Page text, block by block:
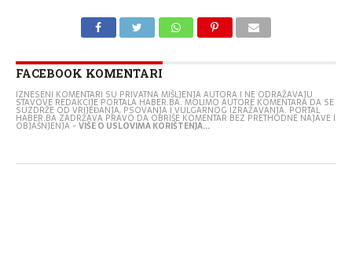
FACEBOOK KOMENTARI
IZNESENI KOMENTARI SU PRIVATNA MIŠLJENJA AUTORA I NE ODRAŽAVAJU
STAVOVE REDAKCIJE PORTALA HABER.BA. MOLIMO AUTORE KOMENTARA DA SE
SUZDRŽE OD VRIJEĐANJA, PSOVANJA I VULGARNOG IZRAŽAVANJA. PORTAL
HABER.BA ZADRŽAVA PRAVO DA OBRIŠE KOMENTAR BEZ PRETHODNE NAJAVE I
OBJAŠNJENJA -VIŠE O USLOVIMA KORIŠTENJA...